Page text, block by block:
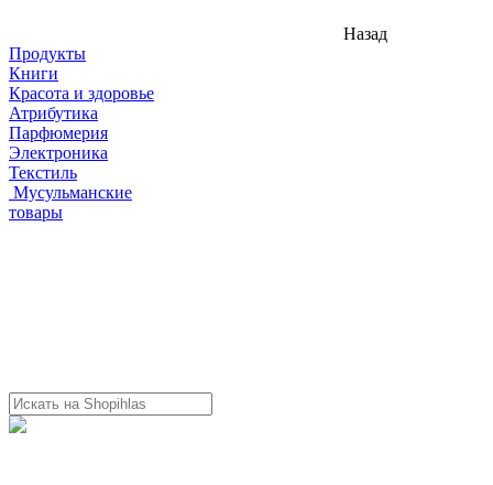
Назад
Продукты
Книги
Красота и здоровье
Атрибутика
Парфюмерия
Электроника
Текстиль
Мусульманские
товары